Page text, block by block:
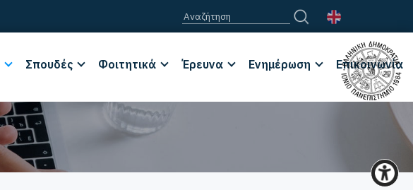
Σπουδές Φοιτητικά Έρευνα Ενημέρωση Επικοινωνία